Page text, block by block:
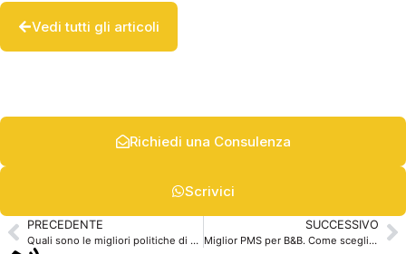
Vedi tutti gli articoli
Richiedi una Consulenza
Scrivici
PRECEDENTE
Quali sono le migliori politiche di cancellazione da adottare?
SUCCESSIVO
Miglior PMS per B&B. Come sceglierlo?